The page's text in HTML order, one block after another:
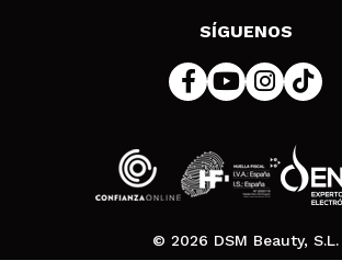
Política de cookies
SÍGUENOS
© 2026 DSM Beauty, S.L.